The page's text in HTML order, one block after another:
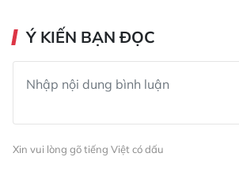
Ý KIẾN BẠN ĐỌC
Xin vui lòng gõ tiếng Việt có dấu